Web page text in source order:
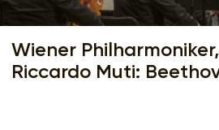
Wiener Philharmoniker,
Riccardo Muti: